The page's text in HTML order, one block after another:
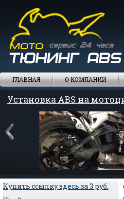
ГЛАВНАЯ О КОМПАНИИ
Установка ABS на
Купить ссылку здесь за3 руб.